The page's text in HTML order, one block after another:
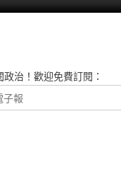
治！歡迎免費訂閱：